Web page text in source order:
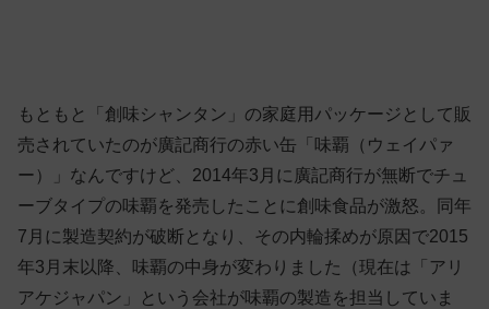
もともと「創味シャンタン」の家庭用パッケージとして販
売されていたのが廣記商行の赤い缶「味覇（ウェイパァ
ー）」なんですけど、2014年3月に廣記商行が無断でチュ
ーブタイプの味覇を発売したことに創味食品が激怒。同年
7月に製造契約が破断となり、その内輪揉めが原因で2015
年3月末以降、味覇の中身が変わりました（現在は「アリ
アケジャパン」という会社が味覇の製造を担当していま